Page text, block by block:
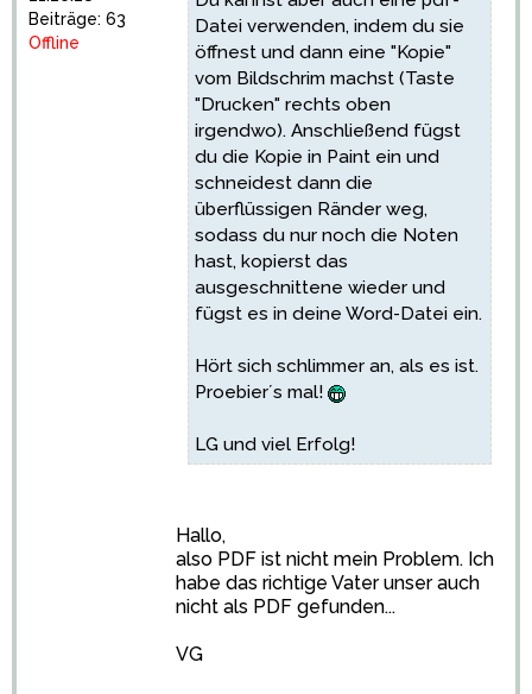
Beiträge: 63
Offline
Datei verwenden, indem du sie
öffnest und dann eine "Kopie"
vom Bildschrim machst (Taste
"Drucken" rechts oben
irgendwo). Anschließend fügst
du die Kopie in Paint ein und
schneidest dann die
überflüssigen Ränder weg,
sodass du nur noch die Noten
hast, kopierst das
ausgeschnittene wieder und
fügst es in deine Word-Datei ein.
Hört sich schlimmer an, als es ist.
Proebier´s mal!
LG und viel Erfolg!
Hallo,
also PDF ist nicht mein Problem. Ich
habe das richtige Vater unser auch
nicht als PDF gefunden...
VG